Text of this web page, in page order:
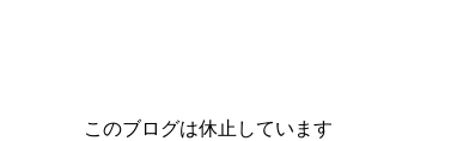
このブログは休止しています